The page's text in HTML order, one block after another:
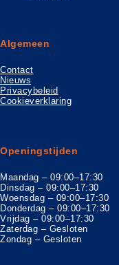
Algemeen
Contact
Nieuws
Privacybeleid
Cookieverklaring
Openingstijden
Maandag – 09:00–17:30
Dinsdag – 09:00–17:30
Woensdag – 09:00–17:30
Donderdag – 09:00–17:30
Vrijdag – 09:00–17:30
Zaterdag – Gesloten
Zondag – Gesloten